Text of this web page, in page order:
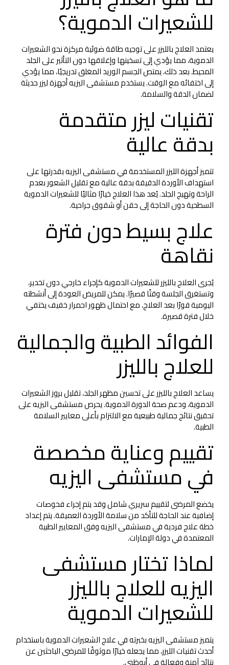
للشعيرات الدموية؟
يعتمد العلاج بالليزر على توجيه طاقة ضوئية مركزة نحو الشعيرات
الدموية، مما يؤدي إلى تسخينها وإغلاقها دون التأثير على الجلد
المحيط. بعد ذلك، يمتص الجسم الوريد المغلق تدريجيًا، مما يؤدي
إلى اختفائه مع الوقت. يستخدم مستشفى اليزيه أجهزة ليزر حديثة
لضمان الدقة والسلامة.
تقنيات ليزر متقدمة
بدقة عالية
تتميز أجهزة الليزر المستخدمة في مستشفى اليزيه بقدرتها على
استهداف الأوردة الدقيقة بدقة عالية مع تقليل الشعور بعدم
الراحة وتهيج الجلد. يُعد هذا العلاج خيارًا مثاليًا للشعيرات الدموية
السطحية دون الحاجة إلى حقن أو شقوق جراحية.
علاج بسيط دون فترة
نقاهة
يُجرى العلاج بالليزر للشعيرات الدموية كإجراء خارجي دون تخدير،
وتستغرق الجلسة وقتًا قصيرًا. يمكن للمريض العودة إلى أنشطته
اليومية فورًا بعد العلاج، مع احتمال ظهور احمرار خفيف يختفي
خلال فترة قصيرة.
الفوائد الطبية والجمالية
للعلاج بالليزر
يساعد العلاج بالليزر على تحسين مظهر الجلد، تقليل بروز الشعيرات
الدموية، ودعم صحة الدورة الدموية. يحرص مستشفى اليزيه على
تحقيق نتائج جمالية طبيعية مع الالتزام بأعلى معايير السلامة
الطبية.
تقييم وعناية مخصصة
في مستشفى اليزيه
يخضع المرضى لتقييم سريري شامل وقد يتم إجراء فحوصات
إضافية عند الحاجة للتأكد من سلامة الأوردة العميقة. يتم إعداد
خطة علاج فردية في مستشفى اليزيه وفق المعايير الطبية
المعتمدة في دولة الإمارات.
لماذا تختار مستشفى
اليزيه للعلاج بالليزر
للشعيرات الدموية
يتميز مستشفى اليزيه بخبرته في علاج الشعيرات الدموية باستخدام
أحدث تقنيات الليزر، مما يجعله خيارًا موثوقًا للمرضى الباحثين عن